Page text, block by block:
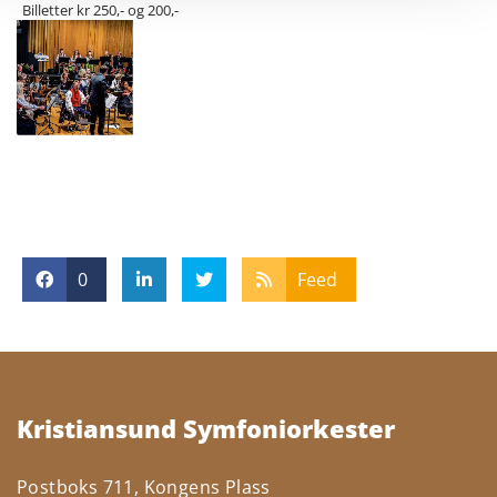
Billetter kr 250,- og 200,-
0 Feed
Kristiansund Symfoniorkester
Postboks 711, Kongens Plass